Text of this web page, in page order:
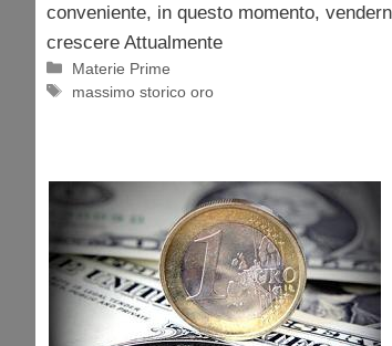
conveniente, in questo momento,
crescere Attualmente
Categorie
Materie Prime
Tag
massimo storico oro